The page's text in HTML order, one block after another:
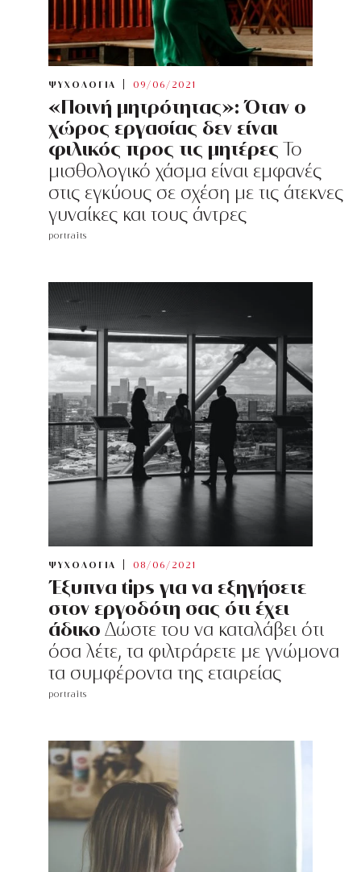
ΨΥΧΟΛΟΓΙΑ 09/06/2021
«Ποινή μητρότητας»: Όταν ο
χώρος εργασίας δεν είναι
φιλικός προς τις μητέρες Το
μισθολογικό χάσμα είναι εμφανές
στις εγκύους σε σχέση με τις άτεκνες
γυναίκες και τους άντρες
portraits
ΨΥΧΟΛΟΓΙΑ 08/06/2021
Έξυπνα tips για να εξηγήσετε
στον εργοδότη σας ότι έχει
άδικο Δώστε του να καταλάβει ότι
όσα λέτε, τα φιλτράρετε με γνώμονα
τα συμφέροντα της εταιρείας
portraits